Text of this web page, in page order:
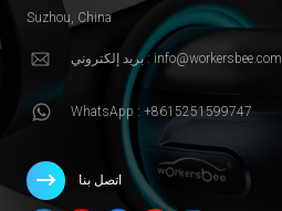
وسلامة الإشارة،
بالترتيب الصحيح. لمحة
(المعالم التاريخية التي
تشكل الترقيات)نقلت
شركة SAE موصل أمريكا
الشمالية من مجرد فكرة
Suzhou, China
بريد إلكتروني : info@workersbee.com
WhatsApp : +8615251599747
اتصل بنا